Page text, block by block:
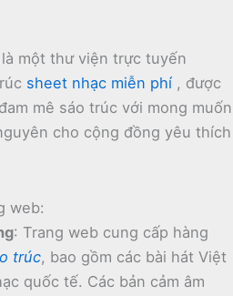
là một thư viện trực tuyến
sheet nhạc miễn phí , được
mê sáo trúc với mong muốn
cho cộng đồng yêu thích
web:
: Trang web cung cấp hàng
trúc, bao gồm các bài hát Việt
quốc tế. Các bản cảm âm